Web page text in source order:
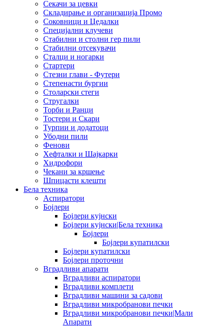
Секачи за цевки
Складирање и организација Промо
Соковници и Цедалки
Специјални клучеви
Стабилни и столни гер пили
Стабилни отсекувачи
Сталци и ногарки
Стартери
Стезни глави - Футери
Степенасти бургии
Столарски стеги
Стругалки
Торби и Ранци
Тостери и Скари
Турпии и додатоци
Убодни пили
Фенови
Хефталки и Шајкарки
Хидрофори
Чекани за кршење
Шпицасти клешти
Бела техника
Аспиратори
Бојлери
Бојлери кујнски
Бојлери кујнски|Бела техника
Бојлери
Бојлери купатилски
Бојлери купатилски
Бојлери проточни
Вградливи апарати
Вградливи аспиратори
Вградливи комплети
Вградливи машини за садови
Вградливи микробранови печки
Вградливи микробранови печки|Мали
Апарати